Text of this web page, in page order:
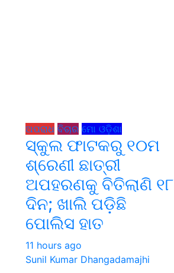
ଅପରାଧ ବିଚାର ମୋ ଓଡ଼ିଶା
ସ୍କୁଲ ଫାଟକରୁ ୧୦ମ
ଶ୍ରେଣୀ ଛାତ୍ରୀ
ଅପହରଣକୁ ବିତିଲାଣି ୧୮
ଦିନ; ଖାଲି ପଡ଼ିଛି
ପୋଲିସ ହାତ
11 hours ago
Sunil Kumar Dhangadamajhi